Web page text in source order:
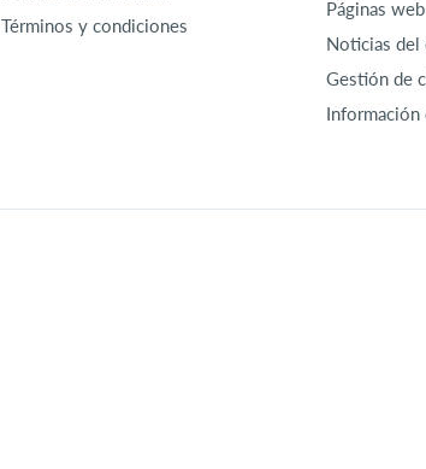
Términos y condiciones
Páginas
Noticias del
Gestión de
Información